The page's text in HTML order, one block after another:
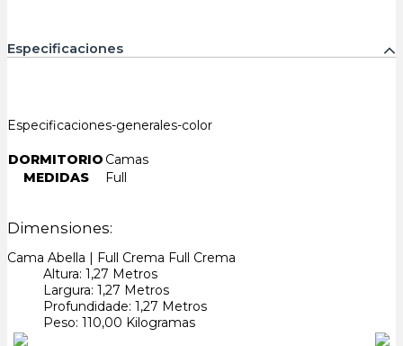
Especificaciones
Especificaciones-generales-color
DORMITORIO Camas
MEDIDAS
Full
Dimensiones:
Cama Abella | Full Crema Full Crema
Altura: 1,27 Metros
Largura: 1,27 Metros
Profundidade: 1,27 Metros
Peso: 110,00 Kilogramas